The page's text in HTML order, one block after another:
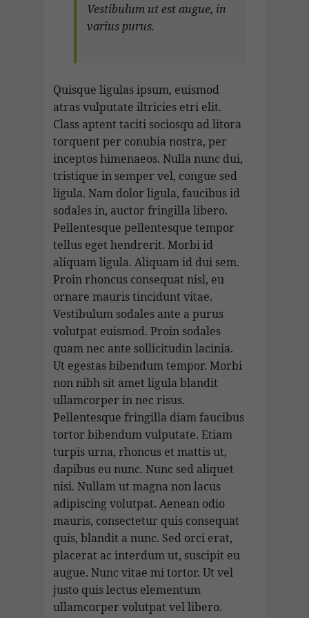
Vestibulum ut est augue, in
varius purus.
Quisque ligulas ipsum, euismod
atras vulputate iltricies etri elit.
Class aptent taciti sociosqu ad litora
torquent per conubia nostra, per
inceptos himenaeos. Nulla nunc dui,
tristique in semper vel, congue sed
ligula. Nam dolor ligula, faucibus id
sodales in, auctor fringilla libero.
Pellentesque pellentesque tempor
tellus eget hendrerit. Morbi id
aliquam ligula. Aliquam id dui sem.
Proin rhoncus consequat nisl, eu
ornare mauris tincidunt vitae.
Vestibulum sodales ante a purus
volutpat euismod. Proin sodales
quam nec ante sollicitudin lacinia.
Ut egestas bibendum tempor. Morbi
non nibh sit amet ligula blandit
ullamcorper in nec risus.
Pellentesque fringilla diam faucibus
tortor bibendum vulputate. Etiam
turpis urna, rhoncus et mattis ut,
dapibus eu nunc. Nunc sed aliquet
nisi. Nullam ut magna non lacus
adipiscing volutpat. Aenean odio
mauris, consectetur quis consequat
quis, blandit a nunc. Sed orci erat,
placerat ac interdum ut, suscipit eu
augue. Nunc vitae mi tortor. Ut vel
justo quis lectus elementum
ullamcorper volutpat vel libero.